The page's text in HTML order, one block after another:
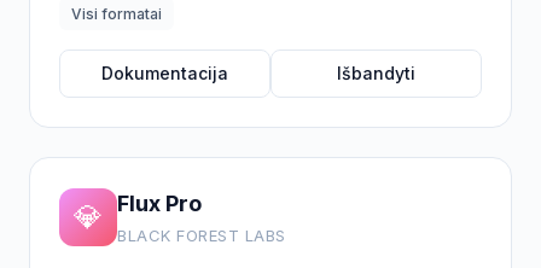
Visi formatai
Dokumentacija Išbandyti
💎 Flux Pro
BLACK FOREST LABS